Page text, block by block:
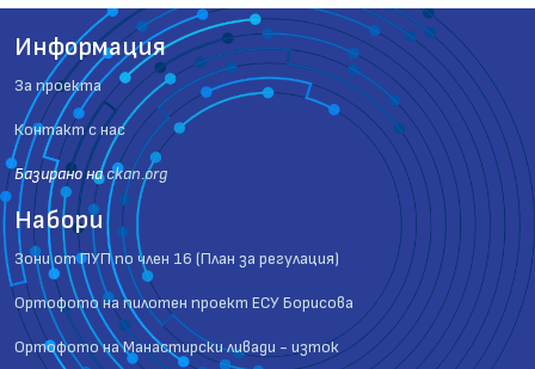
Информация
За проекта
Контакт с нас
Базиранo наckan.org
Набори
Зони от ПУП по член 16 (План за регулация)
Ортофото на пилотен проект ЕСУ Борисова
Ортофото на Манастирски ливади - изток